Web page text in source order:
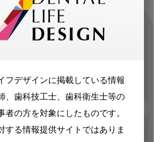
フデザインに掲載している情報
、歯科技工士、歯科衛生士等の
者の方を対象にしたものです。
する情報提供サイトではありま
歯科技工士）に合わせた内
マガジンをお届けします。
メリット